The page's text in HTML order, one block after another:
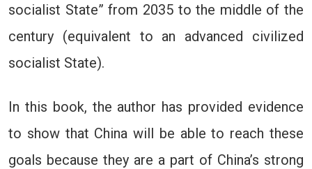
socialist State” from 2035 to the middle of the
century (equivalent to an advanced civilized
socialist State).
In this book, the author has provided evidence
to show that China will be able to reach these
goals because they are a part of China’s strong